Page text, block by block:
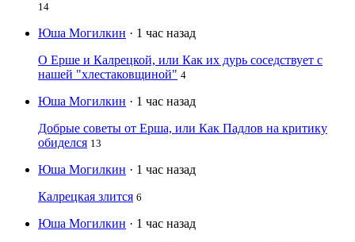
14
Юша Могилкин · 1 час назад
О Ерше и Калрецкой, или Как их дурь соседствует с
нашей "хлестаковщиной" 4
Юша Могилкин · 1 час назад
Добрые советы от Ерша, или Как Падлов на критику
обиделся 13
Юша Могилкин · 1 час назад
Калрецкая злится 6
Юша Могилкин · 1 час назад